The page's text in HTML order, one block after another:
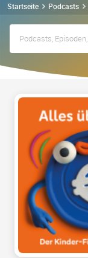
Startseite Podcasts